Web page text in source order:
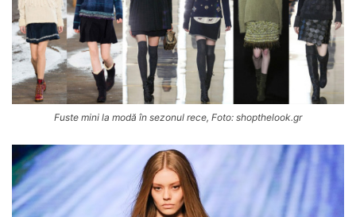
Fuste mini la modă în sezonul rece, Foto: shopthelook.gr